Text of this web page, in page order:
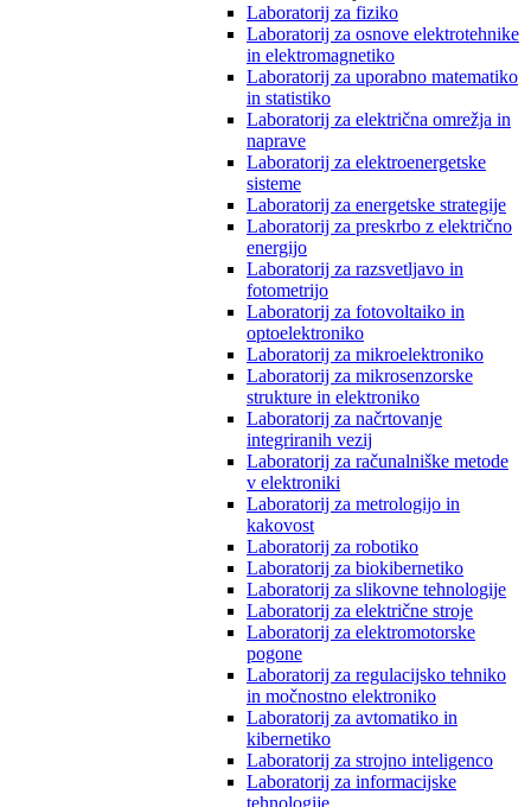
Laboratorij za fiziko
Laboratorij za osnove elektrotehnike
in elektromagnetiko
Laboratorij za uporabno matematiko
in statistiko
Laboratorij za električna omrežja in
naprave
Laboratorij za elektroenergetske
sisteme
Laboratorij za energetske strategije
Laboratorij za preskrbo z električno
energijo
Laboratorij za razsvetljavo in
fotometrijo
Laboratorij za fotovoltaiko in
optoelektroniko
Laboratorij za mikroelektroniko
Laboratorij za mikrosenzorske
strukture in elektroniko
Laboratorij za načrtovanje
integriranih vezij
Laboratorij za računalniške metode
v elektroniki
Laboratorij za metrologijo in
kakovost
Laboratorij za robotiko
Laboratorij za biokibernetiko
Laboratorij za slikovne tehnologije
Laboratorij za električne stroje
Laboratorij za elektromotorske
pogone
Laboratorij za regulacijsko tehniko
in močnostno elektroniko
Laboratorij za avtomatiko in
kibernetiko
Laboratorij za strojno inteligenco
Laboratorij za informacijske
tehnologije